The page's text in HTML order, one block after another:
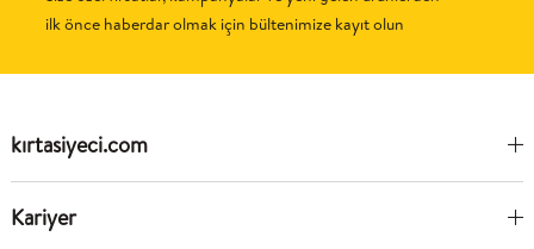
ilk önce haberdar olmak için bültenimize kayıt olun
kırtasiyeci.com
Kariyer